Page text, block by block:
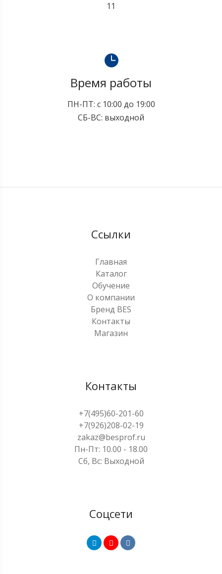
11
Время работы
ПН-ПТ: с 10:00 до 19:00
СБ-ВС: выходной
Ссылки
Главная
Каталог
Обучение
О компании
Бренд BES
Контакты
Магазин
Контакты
+7(495)60-201-60
+7(926)208-02-19
zakaz@besprof.ru
Пн-Пт: 10.00 - 18.00
Сб, Вс: Выходной
Соцсети